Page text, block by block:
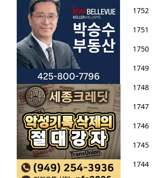
1752
1751
1750
1749
1748
1747
1746
1745
1744